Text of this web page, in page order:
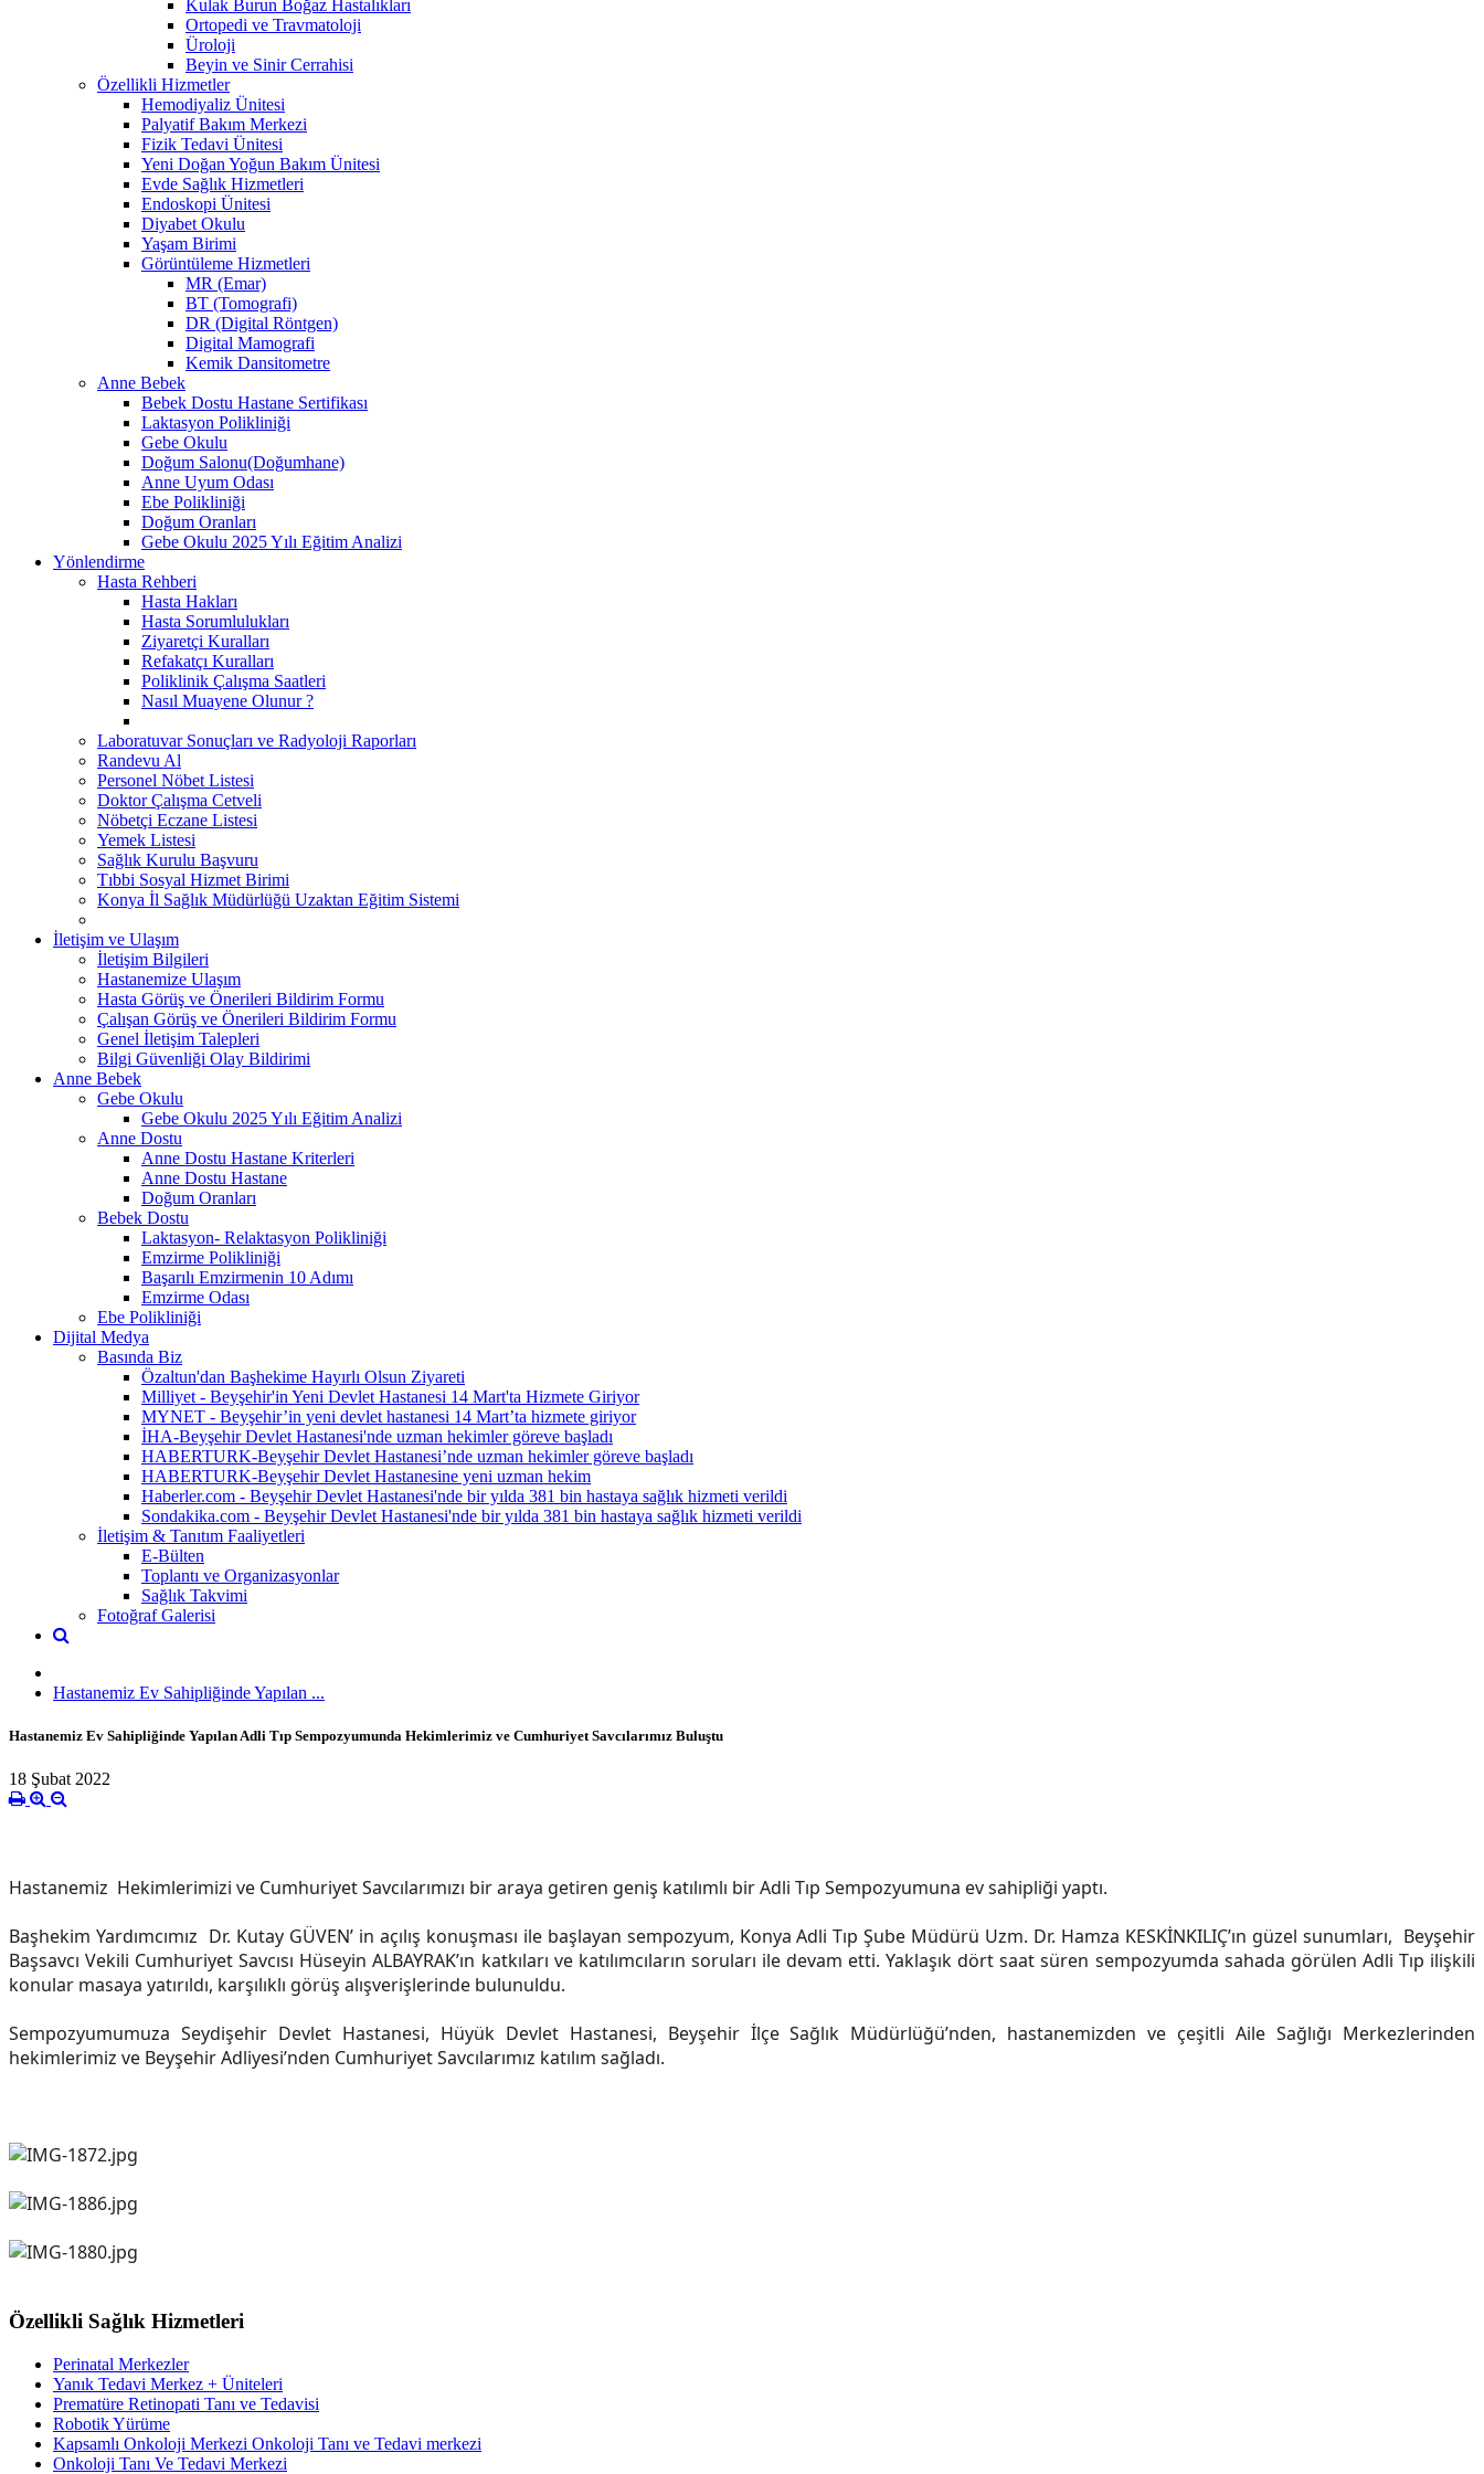
Kulak Burun Boğaz Hastalıkları
Ortopedi ve Travmatoloji
Üroloji
Beyin ve Sinir Cerrahisi
Özellikli Hizmetler
Hemodiyaliz Ünitesi
Palyatif Bakım Merkezi
Fizik Tedavi Ünitesi
Yeni Doğan Yoğun Bakım Ünitesi
Evde Sağlık Hizmetleri
Endoskopi Ünitesi
Diyabet Okulu
Yaşam Birimi
Görüntüleme Hizmetleri
MR (Emar)
BT (Tomografi)
DR (Digital Röntgen)
Digital Mamografi
Kemik Dansitometre
Anne Bebek
Bebek Dostu Hastane Sertifikası
Laktasyon Polikliniği
Gebe Okulu
Doğum Salonu(Doğumhane)
Anne Uyum Odası
Ebe Polikliniği
Doğum Oranları
Gebe Okulu 2025 Yılı Eğitim Analizi
Yönlendirme
Hasta Rehberi
Hasta Hakları
Hasta Sorumlulukları
Ziyaretçi Kuralları
Refakatçı Kuralları
Poliklinik Çalışma Saatleri
Nasıl Muayene Olunur ?
Laboratuvar Sonuçları ve Radyoloji Raporları
Randevu Al
Personel Nöbet Listesi
Doktor Çalışma Cetveli
Nöbetçi Eczane Listesi
Yemek Listesi
Sağlık Kurulu Başvuru
Tıbbi Sosyal Hizmet Birimi
Konya İl Sağlık Müdürlüğü Uzaktan Eğitim Sistemi
İletişim ve Ulaşım
İletişim Bilgileri
Hastanemize Ulaşım
Hasta Görüş ve Önerileri Bildirim Formu
Çalışan Görüş ve Önerileri Bildirim Formu
Genel İletişim Talepleri
Bilgi Güvenliği Olay Bildirimi
Anne Bebek
Gebe Okulu
Gebe Okulu 2025 Yılı Eğitim Analizi
Anne Dostu
Anne Dostu Hastane Kriterleri
Anne Dostu Hastane
Doğum Oranları
Bebek Dostu
Laktasyon- Relaktasyon Polikliniği
Emzirme Polikliniği
Başarılı Emzirmenin 10 Adımı
Emzirme Odası
Ebe Polikliniği
Dijital Medya
Basında Biz
Özaltun'dan Başhekime Hayırlı Olsun Ziyareti
Milliyet - Beyşehir'in Yeni Devlet Hastanesi 14 Mart'ta Hizmete Giriyor
MYNET - Beyşehir’in yeni devlet hastanesi 14 Mart’ta hizmete giriyor
İHA-Beyşehir Devlet Hastanesi'nde uzman hekimler göreve başladı
HABERTURK-Beyşehir Devlet Hastanesi’nde uzman hekimler göreve başladı
HABERTURK-Beyşehir Devlet Hastanesine yeni uzman hekim
Haberler.com - Beyşehir Devlet Hastanesi'nde bir yılda 381 bin hastaya sağlık hizmeti verildi
Sondakika.com - Beyşehir Devlet Hastanesi'nde bir yılda 381 bin hastaya sağlık hizmeti verildi
İletişim & Tanıtım Faaliyetleri
E-Bülten
Toplantı ve Organizasyonlar
Sağlık Takvimi
Fotoğraf Galerisi
Hastanemiz Ev Sahipliğinde Yapılan ...
Hastanemiz Ev Sahipliğinde Yapılan Adli Tıp Sempozyumunda Hekimlerimiz ve Cumhuriyet Savcılarımız Buluştu
18 Şubat 2022
Hastanemiz Hekimlerimizi ve Cumhuriyet Savcılarımızı bir araya getiren geniş katılımlı bir Adli Tıp Sempozyumuna ev sahipliği yaptı.
Başhekim Yardımcımız Dr. Kutay GÜVEN’ in açılış konuşması ile başlayan sempozyum, Konya Adli Tıp Şube Müdürü Uzm. Dr. Hamza KESKİNKILIÇ’ın güzel sunumları, Beyşehir
Başsavcı Vekili Cumhuriyet Savcısı Hüseyin ALBAYRAK’ın katkıları ve katılımcıların soruları ile devam etti. Yaklaşık dört saat süren sempozyumda sahada görülen Adli Tıp ilişkili
konular masaya yatırıldı, karşılıklı görüş alışverişlerinde bulunuldu.
Sempozyumumuza Seydişehir Devlet Hastanesi, Hüyük Devlet Hastanesi, Beyşehir İlçe Sağlık Müdürlüğü’nden, hastanemizden ve çeşitli Aile Sağlığı Merkezlerinden
hekimlerimiz ve Beyşehir Adliyesi’nden Cumhuriyet Savcılarımız katılım sağladı.
Özellikli Sağlık Hizmetleri
Perinatal Merkezler
Yanık Tedavi Merkez + Üniteleri
Prematüre Retinopati Tanı ve Tedavisi
Robotik Yürüme
Kapsamlı Onkoloji Merkezi Onkoloji Tanı ve Tedavi merkezi
Onkoloji Tanı Ve Tedavi Merkezi